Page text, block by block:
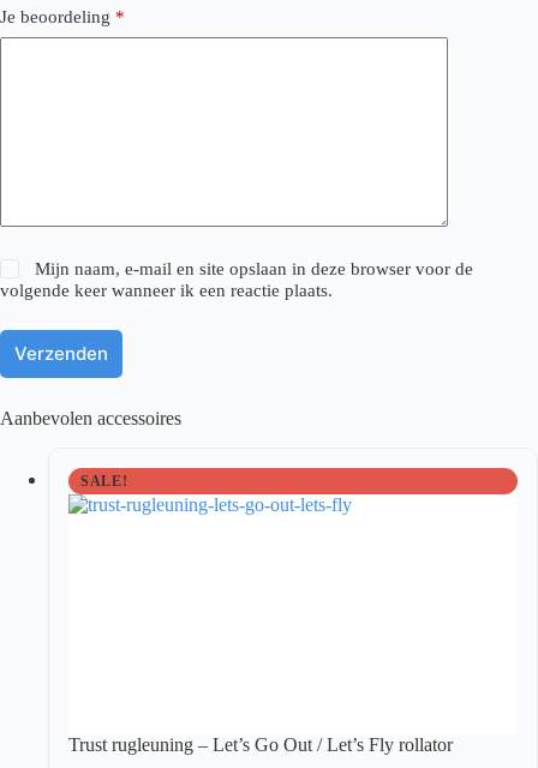
Je beoordeling *
Mijn naam, e-mail en site opslaan in deze browser voor de
volgende keer wanneer ik een reactie plaats.
Verzenden
Aanbevolen accessoires
SALE!
Trust rugleuning – Let’s Go Out / Let’s Fly rollator